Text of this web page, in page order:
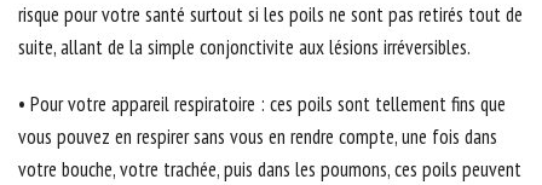
risque pour votre santé surtout si les poils ne sont pas retirés tout de
suite, allant de la simple conjonctivite aux lésions irréversibles.
• Pour votre appareil respiratoire : ces poils sont tellement fins que
vous pouvez en respirer sans vous en rendre compte, une fois dans
votre bouche, votre trachée, puis dans les poumons, ces poils peuvent